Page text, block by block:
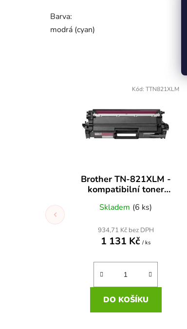
Barva:
modrá (cyan)
Brother TN-821XLM -
kompatibilní toner
Skladem (6 ks)
934,71 Kč bez DPH
1 131 Kč / ks
DO KOŠÍKU
Kód: TTN821XLM